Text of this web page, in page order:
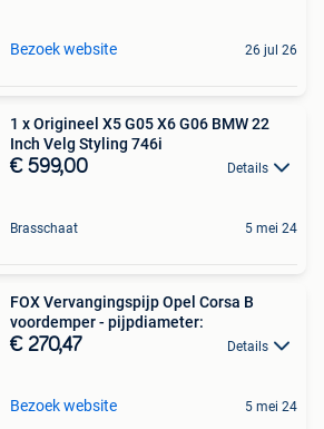
Bezoek website 26 jul 26
1 x Origineel X5 G05 X6 G06 BMW 22
Inch Velg Styling 746i
€ 599,00 Details
Brasschaat 5 mei 24
FOX Vervangingspijp Opel Corsa B
voordemper - pijpdiameter:
€ 270,47 Details
Bezoek website 5 mei 24